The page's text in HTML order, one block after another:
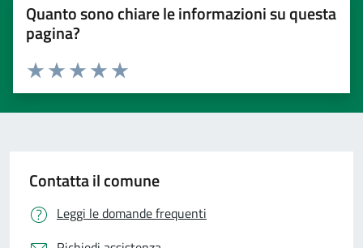
Quanto sono chiare le informazioni su questa
pagina?
Valuta 5 stelle su 5
Valuta 4 stelle su 5
Valuta 3 stelle su 5
Valuta 2 stelle su 5
Valuta 1 stelle su 5
Contatta il comune
Leggi le domande frequenti